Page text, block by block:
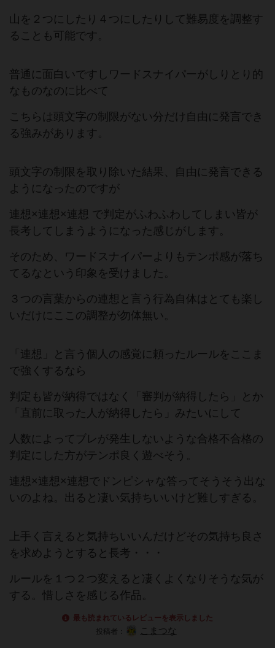
山を２つにしたり４つにしたりして難易度を調整す
ることも可能です。
普通に面白いですしワードスナイパーがしりとり的
なものなのに比べて
こちらは頭文字の制限がない分だけ自由に発言でき
る強みがあります。
頭文字の制限を取り除いた結果、自由に発言できる
ようになったのですが
連想×連想×連想 で判定がふわふわしてしまい皆が
長考してしまうようになった感じがします。
そのため、ワードスナイパーよりもテンポ感が落ち
てるなという印象を受けました。
３つの言葉からの連想と言う行為自体はとても楽し
いだけにここの調整が勿体無い。
「連想」と言う個人の感覚に頼ったルールをここま
で強くするなら
判定も皆が納得ではなく「審判が納得したら」とか
「直前に取った人が納得したら」みたいにして
人数によってブレが発生しないような合格不合格の
判定にした方がテンポ良く遊べそう。
連想×連想×連想でドンピシャな答ってそうそう出な
いのよね。出ると凄い気持ちいいけど難しすぎる。
上手く言えると気持ちいいんだけどその気持ち良さ
を求めようとすると長考・・・
ルールを１つ２つ変えると凄くよくなりそうな気が
する。惜しさを感じる作品。
最も読まれているレビューを表示しました
投稿者：
こまつな